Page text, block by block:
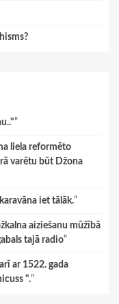
”
liela reformēto
varētu būt Džona
iet tālāk.”
aiziešanu mūžībā
tajā radio”
ar 1522. gada
".”